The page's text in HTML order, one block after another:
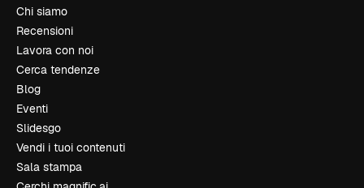
Chi siamo
Recensioni
Lavora con noi
Cerca tendenze
Blog
Eventi
Slidesgo
Vendi i tuoi contenuti
Sala stampa